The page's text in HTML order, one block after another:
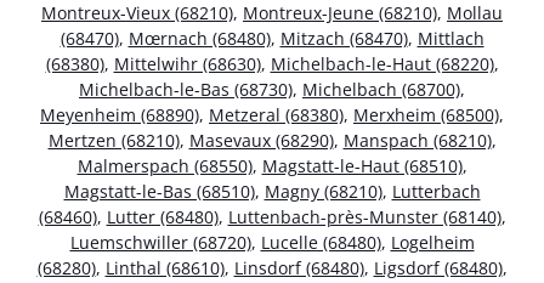
Montreux-Vieux (68210), Montreux-Jeune (68210), Mollau
(68470), Mœrnach (68480), Mitzach (68470), Mittlach
(68380), Mittelwihr (68630), Michelbach-le-Haut (68220),
Michelbach-le-Bas (68730), Michelbach (68700),
Meyenheim (68890), Metzeral (68380), Merxheim (68500),
Mertzen (68210), Masevaux (68290), Manspach (68210),
Malmerspach (68550), Magstatt-le-Haut (68510),
Magstatt-le-Bas (68510), Magny (68210), Lutterbach
(68460), Lutter (68480), Luttenbach-près-Munster (68140),
Luemschwiller (68720), Lucelle (68480), Logelheim
(68280), Linthal (68610), Linsdorf (68480), Ligsdorf (68480),